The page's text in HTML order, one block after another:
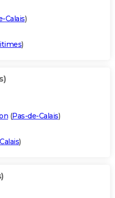
Calais)
)
(Pas-de-Calais)
)